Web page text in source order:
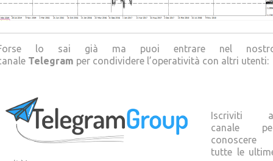
lo sai già ma puoi entrare nel
Telegram per condividere l’operatività con altri utenti:
Iscriviti
canale
conoscere
tutte le